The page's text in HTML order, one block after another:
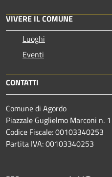
VIVERE IL COMUNE
Luoghi
Eventi
CONTATTI
Comune di Agordo
Piazzale Guglielmo Marconi n.
Codice Fiscale: 00103340253
Partita IVA: 00103340253